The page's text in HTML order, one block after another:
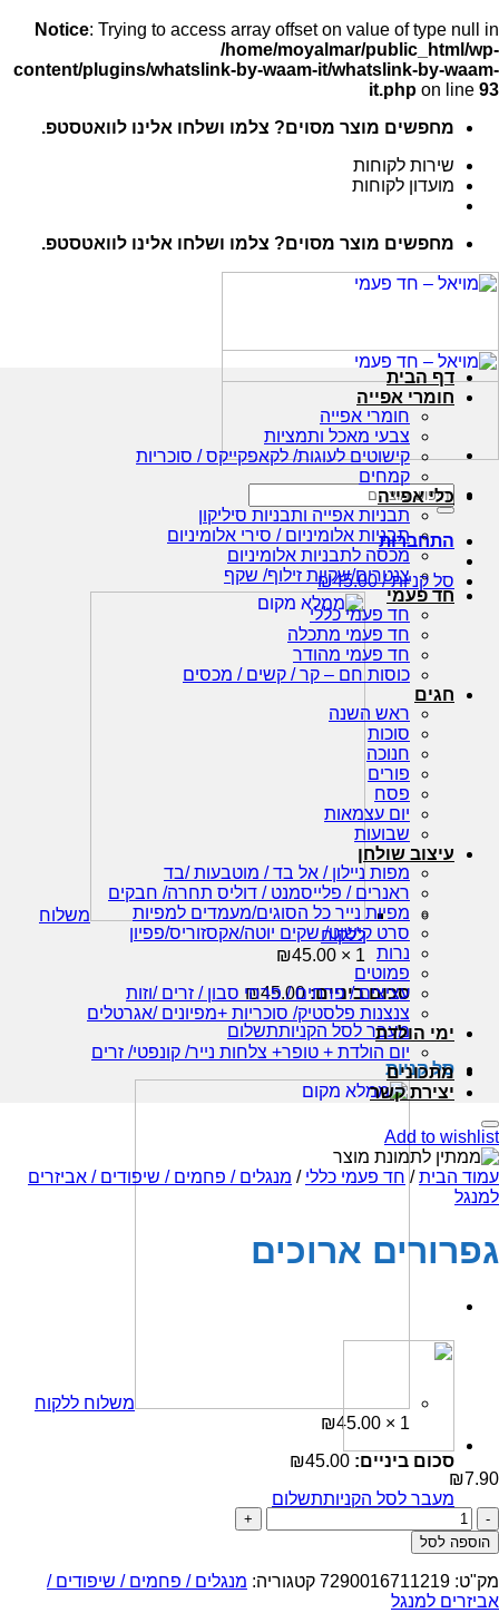
Notice: Trying to access array offset on value of type null in
/home/moyalmar/public_html/wp-
content/plugins/whatslink-by-waam-it/whatslink-by-waam-
it.php on line 93
מחפשים מוצר מסוים? צלמו ושלחו אלינו לוואטסטפ.
שירות לקוחות
מועדון לקוחות
מחפשים מוצר מסוים? צלמו ושלחו אלינו לוואטסטפ.
חיפוש
עבור:
התחברות
סל קניות / ₪45.00
משלוח
ללקוח
1 ×
₪45.00
סכום ביניים:
₪45.00
מעבר לסל הקניותתשלום
סל קניות
משלוח ללקוח
1 ×
₪45.00
סכום ביניים:
₪45.00
מעבר לסל הקניותתשלום
דף הבית
חומרי אפייה
חומרי אפייה
צבעי מאכל ותמציות
קישוטים לעוגות/ לקאפקייקס / סוכריות
קמחים
כלי אפייה
תבניות אפייה ותבניות סיליקון
תבניות אלומיניום / סירי אלומיניום
מכסה לתבניות אלומיניום
צנטרים/שקיות זילוף/ שקף
חד פעמי
חד פעמי כללי
חד פעמי מתכלה
חד פעמי מהודר
כוסות חם – קר / קשים / מכסים
חגים
ראש השנה
סוכות
חנוכה
פורים
פסח
יום עצמאות
שבועות
עיצוב שולחן
מפות ניילון / אל בד / מוטבעות /בד
ראנרים / פלייסמנט / דוליס תחרה/ חבקים
מפיות נייר כל הסוגים/מעמדים למפיות
סרט קישוט/ שקים יוטה/אקסזוריס/פפיון
נרות
פמוטים
עציצים / פרחים / פרחי סבון / זרים /וזות
צנצנות פלסטיק/ סוכריות +מפיונים /אגרטלים
ימי הולדת
יום הולדת + טופר+ צלחות נייר/ קונפטי/ זרים
מתכונים
יצירת קשר
Add to wishlist
עמוד הבית / חד פעמי כללי / מנגלים / פחמים / שיפודים / אביזרים
למנגל
גפרורים ארוכים
₪7.90
כמות
של
גפרורים
ארוכים
הוספה לסל
מק"ט: 7290016711219 קטגוריה: מנגלים / פחמים / שיפודים /
אביזרים למנגל